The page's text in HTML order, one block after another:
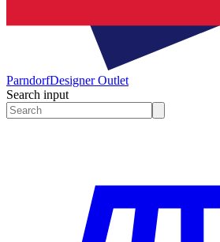
ParndorfDesigner Outlet
Search input